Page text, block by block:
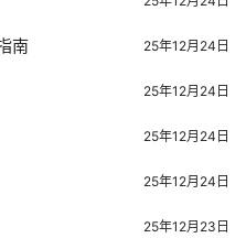
南 25年12月24日
25年12月24日
25年12月24日
25年12月24日
25年12月23日